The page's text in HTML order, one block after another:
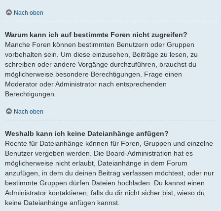
Nach oben
Warum kann ich auf bestimmte Foren nicht zugreifen?
Manche Foren können bestimmten Benutzern oder Gruppen
vorbehalten sein. Um diese einzusehen, Beiträge zu lesen, zu
schreiben oder andere Vorgänge durchzuführen, brauchst du
möglicherweise besondere Berechtigungen. Frage einen
Moderator oder Administrator nach entsprechenden
Berechtigungen.
Nach oben
Weshalb kann ich keine Dateianhänge anfügen?
Rechte für Dateianhänge können für Foren, Gruppen und einzelne
Benutzer vergeben werden. Die Board-Administration hat es
möglicherweise nicht erlaubt, Dateianhänge in dem Forum
anzufügen, in dem du deinen Beitrag verfassen möchtest, oder nur
bestimmte Gruppen dürfen Dateien hochladen. Du kannst einen
Administrator kontaktieren, falls du dir nicht sicher bist, wieso du
keine Dateianhänge anfügen kannst.